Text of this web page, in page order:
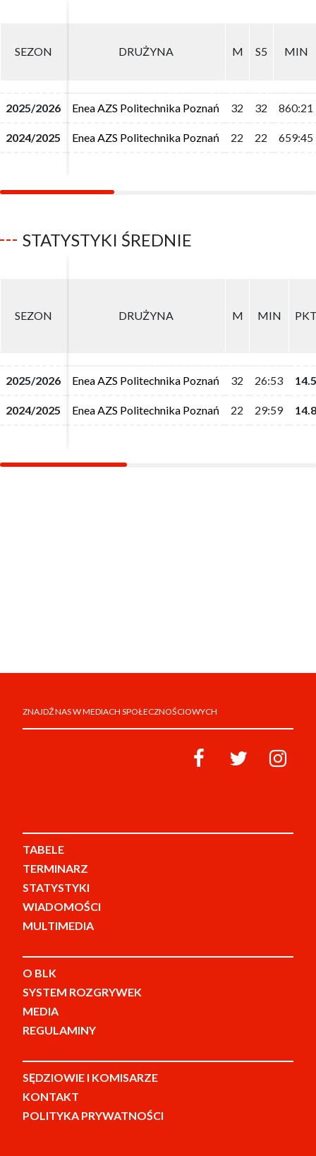
SEZON DRUŻYNA M S5 MIN
2025/2026 Enea AZS Politechnika Poznań 32 32 860:21
2024/2025 Enea AZS Politechnika Poznań 22 22 659:45
SEZON DRUŻYNA M S5 MIN
2025/2026 Enea AZS Politechnika Poznań 32 32 860:21
2024/2025 Enea AZS Politechnika Poznań 22 22 659:45
STATYSTYKI ŚREDNIE
SEZON DRUŻYNA M MIN
2025/2026 Enea AZS Politechnika Poznań 32 26:53 14.5
2024/2025 Enea AZS Politechnika Poznań 22 29:59 14.8
SEZON DRUŻYNA M MIN
2025/2026 Enea AZS Politechnika Poznań 32 26:53 14.5
2024/2025 Enea AZS Politechnika Poznań 22 29:59 14.8
ZNAJDŹ NAS W MEDIACH SPOŁECZNOŚCIOWYCH
TABELE
TERMINARZ
STATYSTYKI
WIADOMOŚCI
MULTIMEDIA
O BLK
SYSTEM ROZGRYWEK
MEDIA
REGULAMINY
SĘDZIOWIE I KOMISARZE
KONTAKT
POLITYKA PRYWATNOŚCI